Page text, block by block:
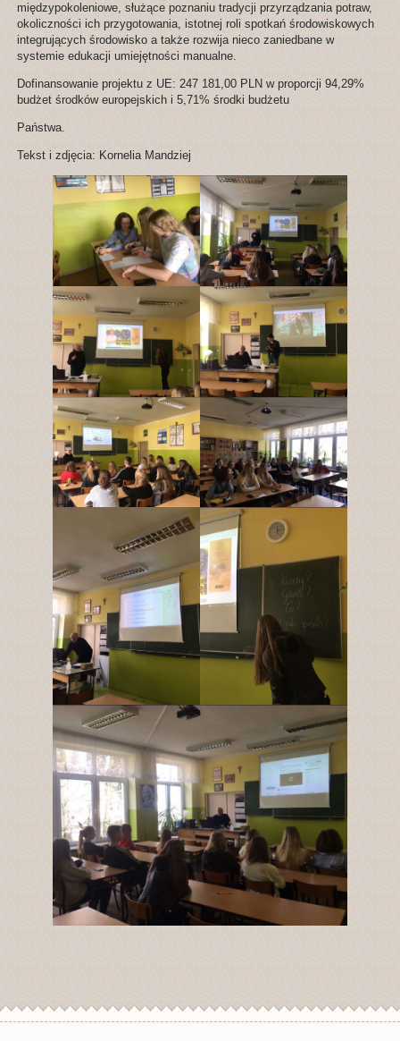
międzypokoleniowe, służące poznaniu tradycji przyrządzania potraw,
okoliczności ich przygotowania, istotnej roli spotkań środowiskowych
integrujących środowisko a także rozwija nieco zaniedbane w
systemie edukacji umiejętności manualne.
Dofinansowanie projektu z UE: 247 181,00 PLN w proporcji 94,29%
budżet środków europejskich i 5,71% środki budżetu
Państwa.
Tekst i zdjęcia: Kornelia Mandziej